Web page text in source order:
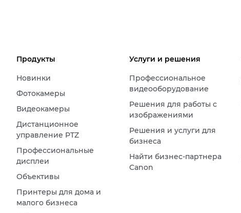
Продукты
Новинки
Фотокамеры
Видеокамеры
Дистанционное
управление PTZ
Профессиональные
дисплеи
Объективы
Принтеры для дома и
малого бизнеса
Услуги и решения
Профессиональное
видеооборудование
Решения для работы с
изображениями
Решения и услуги для
бизнеса
Найти бизнес-партнера
Canon